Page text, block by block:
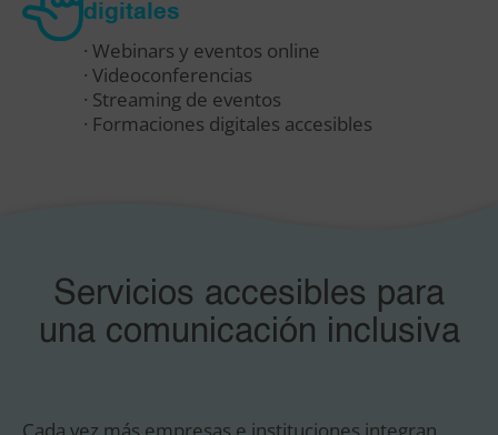
digitales
· Webinars y eventos online
· Videoconferencias
· Streaming de eventos
· Formaciones digitales accesibles
Servicios accesibles para
una comunicación inclusiva